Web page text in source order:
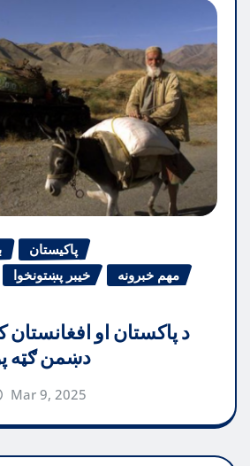
پاکیستان
خیبر پښتونخوا
مهم خبرونه
د پاکستان او افغانستان
دښمن ګټه
Mar 9, 2025